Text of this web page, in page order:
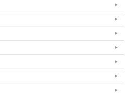
」から由来している。
文化を用いた他と一線を画す和
ワークや所縁の深いブランドや
トを数多くリリース。
スケートの真骨頂でもあるデッ
に至るまで精力的にリリースさ
集める。